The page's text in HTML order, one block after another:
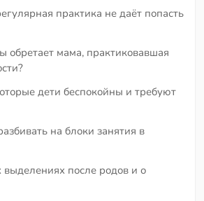
практика не даёт попасть
обретает мама, практиковавшая
дети беспокойны и требуют
на блоки занятия в
после родов и о